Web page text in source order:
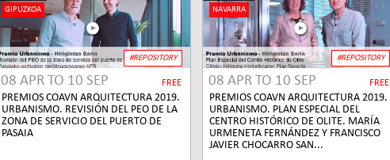
GIPUZKOA
08 APRTO 10 SEP FREE
PREMIOS COAVN ARQUITECTURA 2019.
URBANISMO. REVISIÓN DEL PEO DE LA
ZONA DE SERVICIO DEL PUERTO DE
PASAIA
#REPOSITORY
NAVARRA
08 APRTO 10 SEP FREE
PREMIOS COAVN ARQUITECTURA 2019.
URBANISMO. PLAN ESPECIAL DEL
CENTRO HISTÓRICO DE OLITE. MARÍA
URMENETA FERNÁNDEZ Y FRANCISCO
JAVIER CHOCARRO SAN...
#REPOSITORY